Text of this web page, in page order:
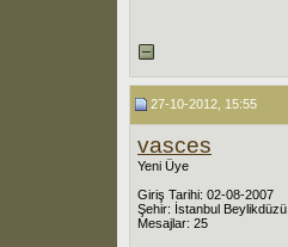
27-10-2012, 15:55
vasces
Yeni Üye
Giriş Tarihi: 02-08-2007
Şehir: İstanbul Beylikdüzü
Mesajlar: 25